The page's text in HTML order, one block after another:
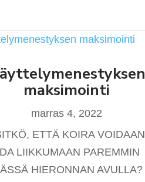
maksimointi
marras 4, 2022
ETTÄ KOIRA VOIDAAN
LIIKKUMAAN PAREMMIN
HIERONNAN AVULLA?